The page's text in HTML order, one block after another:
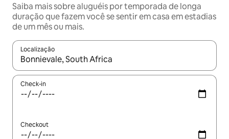
Saiba mais sobre aluguéis por temporada de longa
duração que fazem você se sentir em casa em estadias
de um mês ou mais.
Localização
Quando os resultados estiverem disponíveis, explore-os
Check-in
Checkout